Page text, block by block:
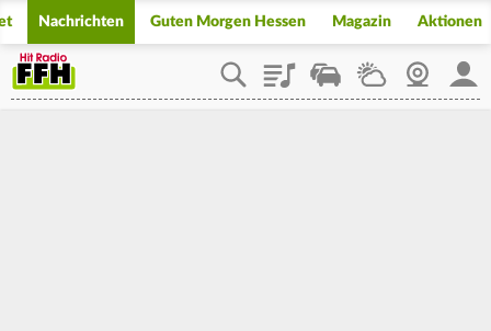
Nachrichten Guten Morgen Hessen Magazin Aktionen
PlaylistStaupilotWetterWebcam